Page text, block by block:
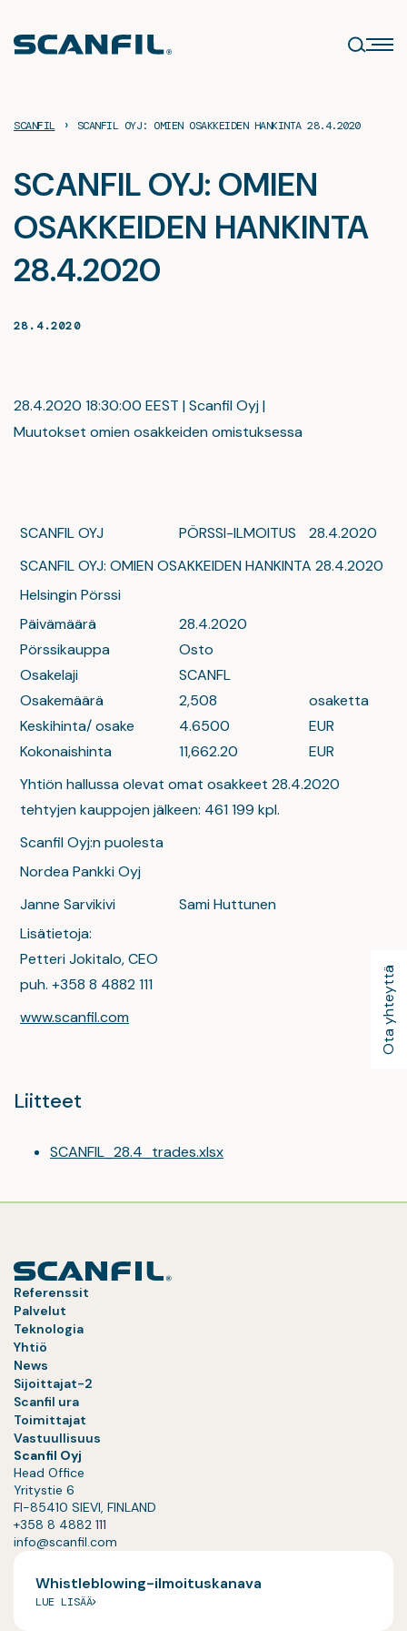
Ota yhteyttä
sisältöön
SCANFIL › SCANFIL OYJ: OMIEN OSAKKEIDEN HANKINTA 28.4.2020
SCANFIL OYJ: OMIEN
OSAKKEIDEN HANKINTA
28.4.2020
28.4.2020
28.4.2020 18:30:00 EEST | Scanfil Oyj |
Muutokset omien osakkeiden omistuksessa
SCANFIL OYJ PÖRSSI-ILMOITUS
28.4.2020
SCANFIL OYJ: OMIEN OSAKKEIDEN HANKINTA 28.4.2020
Helsingin Pörssi
Päivämäärä
28.4.2020
Pörssikauppa
Osto
Osakelaji
SCANFL
Osakemäärä
2,508
osaketta
Keskihinta/ osake
4.6500
EUR
Kokonaishinta
11,662.20
EUR
Yhtiön hallussa olevat omat osakkeet 28.4.2020
tehtyjen kauppojen jälkeen: 461 199 kpl.
Scanfil Oyj:n puolesta
Nordea Pankki Oyj
Janne Sarvikivi
Sami Huttunen
Lisätietoja:
Petteri Jokitalo, CEO
puh. +358 8 4882 111
www.scanfil.com
Liitteet
SCANFIL_28.4_trades.xlsx
Referenssit
Palvelut
Teknologia
Yhtiö
News
Sijoittajat-2
Scanfil ura
Toimittajat
Vastuullisuus
Scanfil Oyj
Head Office
Yritystie 6
FI-85410 SIEVI, FINLAND
+358 8 4882 111
info@scanfil.com
Whistleblowing-ilmoituskanava
LUE LISÄÄ